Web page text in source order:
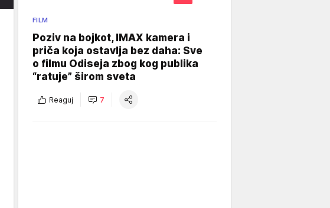
FILM
Poziv na bojkot, IMAX kamera i
priča koja ostavlja bez daha: Sve
o filmu Odiseja zbog kog publika
“ratuje” širom sveta
Reaguj 7